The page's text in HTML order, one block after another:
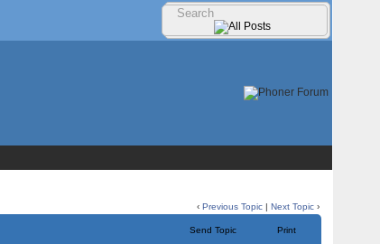
‹Previous Topic |Next Topic ›
Send Topic Print